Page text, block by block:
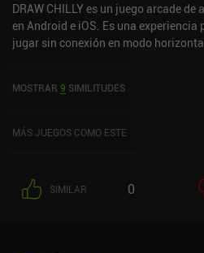
DRAW CHILLY es un juego arcade
en Android e iOS. Es una experiencia
jugar sin conexión en modo
MOSTRAR 9 SIMILITUDES
MÁS JUEGOS COMO ESTE
SIMILAR 0